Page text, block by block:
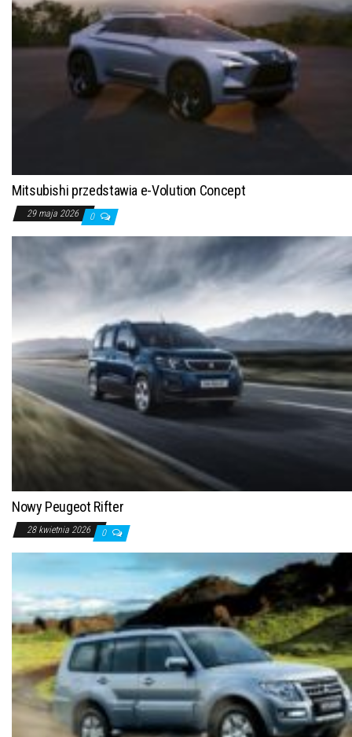
Mitsubishi przedstawia e-Volution Concept
29 maja 2026 0
Nowy Peugeot Rifter
28 kwietnia 2026 0